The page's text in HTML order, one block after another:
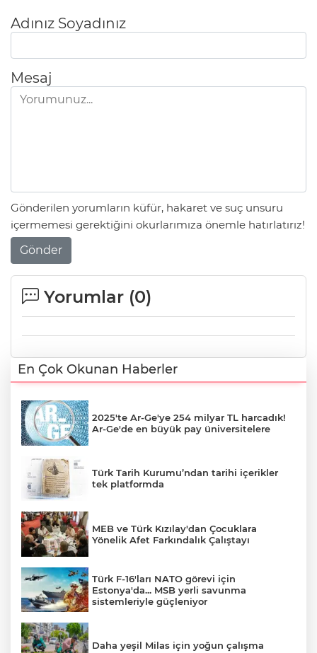
Adınız Soyadınız
Mesaj
Gönderilen yorumların küfür, hakaret ve suç unsuru
içermemesi gerektiğini okurlarımıza önemle hatırlatırız!
Gönder
Yorumlar (0)
En Çok Okunan Haberler
2025'te Ar-Ge'ye 254 milyar TL harcadık!
Ar-Ge'de en büyük pay üniversitelere
Türk Tarih Kurumu’ndan tarihi içerikler
tek platformda
MEB ve Türk Kızılay'dan Çocuklara
Yönelik Afet Farkındalık Çalıştayı
Türk F-16'ları NATO görevi için
Estonya'da... MSB yerli savunma
sistemleriyle güçleniyor
Daha yeşil Milas için yoğun çalışma